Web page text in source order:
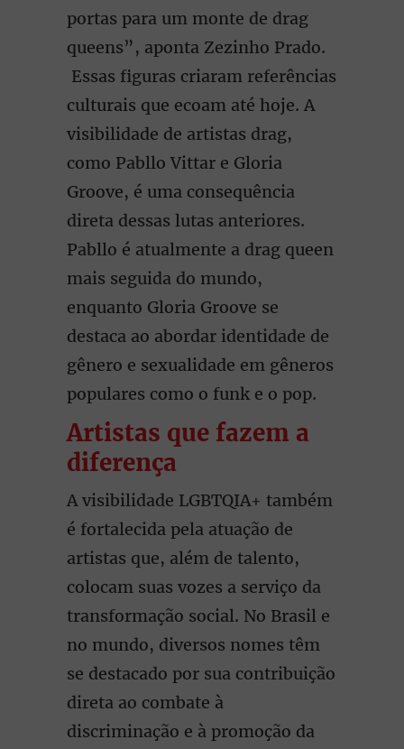
portas para um monte de drag
queens”, aponta Zezinho Prado.
Essas figuras criaram referências
culturais que ecoam até hoje. A
visibilidade de artistas drag,
como Pabllo Vittar e Gloria
Groove, é uma consequência
direta dessas lutas anteriores.
Pabllo é atualmente a drag queen
mais seguida do mundo,
enquanto Gloria Groove se
destaca ao abordar identidade de
gênero e sexualidade em gêneros
populares como o funk e o pop.
Artistas que fazem a
diferença
A visibilidade LGBTQIA+ também
é fortalecida pela atuação de
artistas que, além de talento,
colocam suas vozes a serviço da
transformação social. No Brasil e
no mundo, diversos nomes têm
se destacado por sua contribuição
direta ao combate à
discriminação e à promoção da